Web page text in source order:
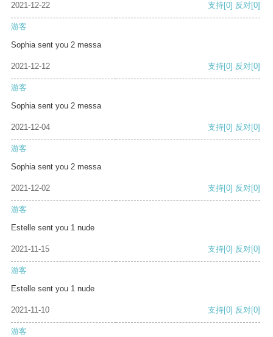
2021-12-22 支持[0] 反对[0]
游客
Sophia sent you 2 messa
2021-12-12 支持[0] 反对[0]
游客
Sophia sent you 2 messa
2021-12-04 支持[0] 反对[0]
游客
Sophia sent you 2 messa
2021-12-02 支持[0] 反对[0]
游客
Estelle sent you 1 nude
2021-11-15 支持[0] 反对[0]
游客
Estelle sent you 1 nude
2021-11-10 支持[0] 反对[0]
游客